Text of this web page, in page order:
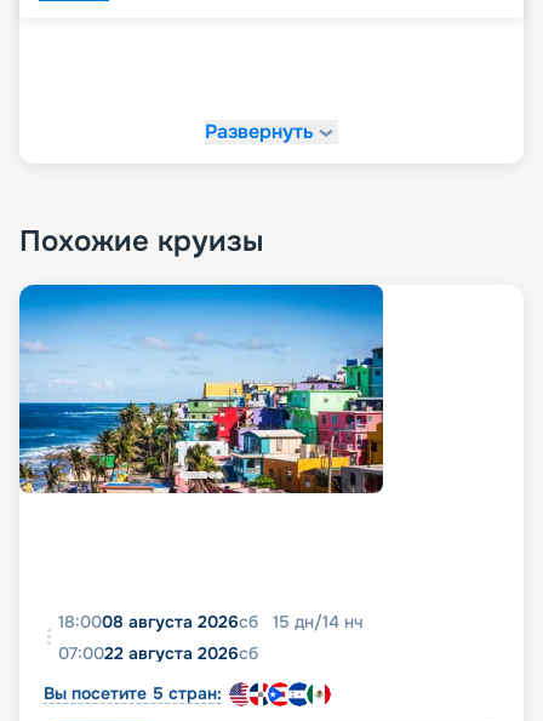
Развернуть
Похожие круизы
18:0008 августа 2026сб 15 дн/14 нч
07:0022 августа 2026сб
Вы посетите 5 стран: